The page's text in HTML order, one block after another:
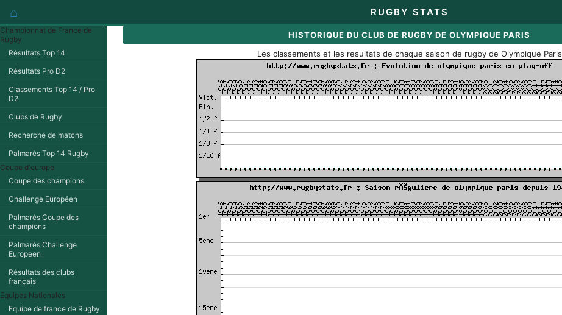
⌂ RUGBY STATS
Championnat de France de
Rugby
Résultats Top 14
Résultats Pro D2
Classements Top 14 / Pro
D2
Clubs de Rugby
Recherche de matchs
Palmarès Top 14 Rugby
Coupe d'europe
Coupe des champions
Challenge Européen
Palmarès Coupe des
champions
Palmarès Challenge
Europeen
Résultats des clubs
français
Equipes Nationales
Equipe de france de Rugby
HISTORIQUE DU CLUB DE RUGBY DE OLYMPIQUE PARIS
Les classements et les resultats de chaque saison de rugby de Olympique Paris